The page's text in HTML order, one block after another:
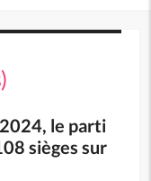
le parti
sièges sur